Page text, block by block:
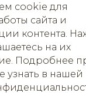
cookie для
сайта и
контента.
на их
Подробнее
узнать в нашей